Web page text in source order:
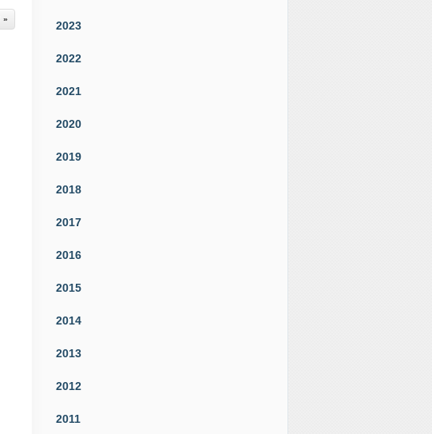
2023
2022
2021
2020
2019
2018
2017
2016
2015
2014
2013
2012
2011